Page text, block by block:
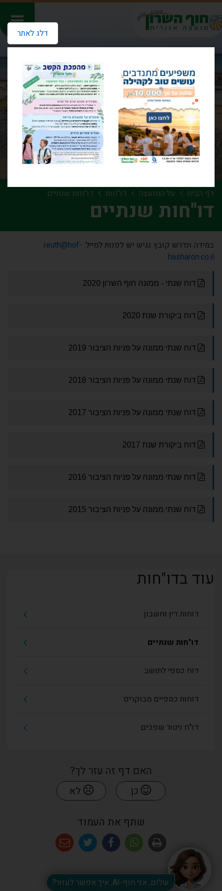
שלום, אני חוף-AI, איך אפשר לעזור?
דלג לאתר
דף הבית על המועצה דו"חות דו"חות שנתיים
דו"חות שנתיים
במידה ונדרש קובץ נגיש יש לפנות למייל: reuth@hof-
hasharon.co.il
עוד בדו"חות
דוחות דין וחשבון
דו"חות שנתיים
דוח כספי לתושב
דוחות כספיים מבוקרים
דו"ח ניטור שפכים
האם דף זה עזר לך?
כן לא
שתף את העמוד